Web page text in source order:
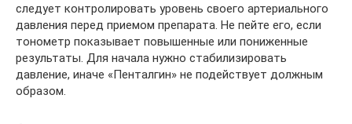
следует контролировать уровень своего артериального
давления перед приемом препарата. Не пейте его, если
тонометр показывает повышенные или пониженные
результаты. Для начала нужно стабилизировать
давление, иначе «Пенталгин» не подействует должным
образом.